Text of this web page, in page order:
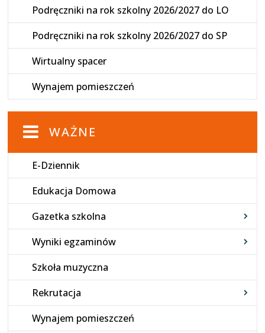
Podręczniki na rok szkolny 2026/2027 do LO
Podręczniki na rok szkolny 2026/2027 do SP
Wirtualny spacer
Wynajem pomieszczeń
WAŻNE
E-Dziennik
Edukacja Domowa
Gazetka szkolna
Wyniki egzaminów
Szkoła muzyczna
Rekrutacja
Wynajem pomieszczeń